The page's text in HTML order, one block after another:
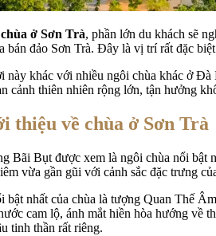
chùa ở Sơn Trà, phần lớn du khách sẽ
bán đảo Sơn Trà. Đây là vị trí rất đặc
này khác với nhiều ngôi chùa khác ở Đà
cảnh thiên nhiên rộng lớn, tận hưởng
thiệu về chùa ở Sơn Trà
Bãi Bụt được xem là ngôi chùa nổi bật
vừa gần gũi với cảnh sắc đặc trưng
bật nhất của chùa là tượng Quan Thế
cam lộ, ánh mắt hiền hòa hướng về
tinh thần rất riêng.